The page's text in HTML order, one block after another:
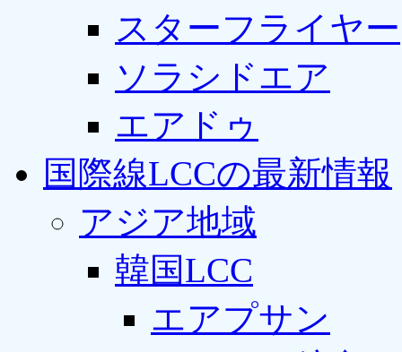
スターフライヤー
ソラシドエア
エアドゥ
国際線LCCの最新情報
アジア地域
韓国LCC
エアプサン